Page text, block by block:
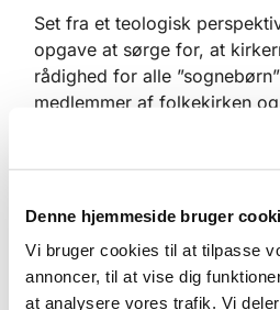
Denne hjemmeside bruger
Vi bruger cookies til at tilpasse
annoncer, til at vise dig
at analysere vores trafik. Vi
Set fra et teologisk
opgave at sørge for, at
rådighed for alle
medlemmer af folkekirken
De skal kunne betjenes med
gudstjeneste, dåb, vielse og
Et menighedsråd er
og har som sin fornemmeste
at kirkelig betjening af
samt at der altid er gode